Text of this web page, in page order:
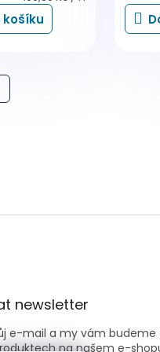
cena:
košíku
newsletter
e-mail a my vám
na našem e-